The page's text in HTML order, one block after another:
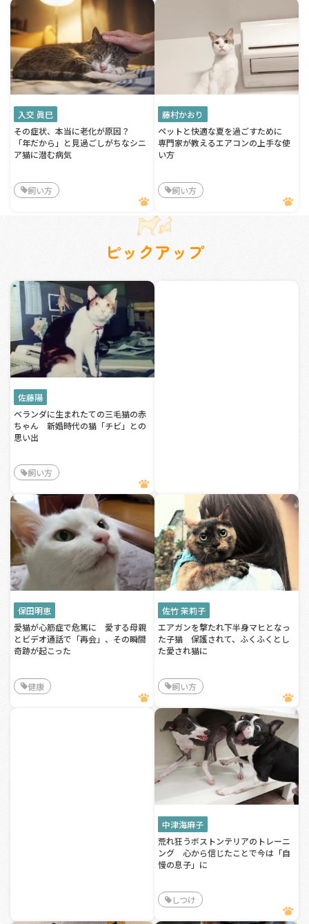
入交 眞巳
その症状、本当に老化が原因？
「年だから」と見過ごしがちなシニ
ア猫に潜む病気
飼い方
藤村かおり
ペットと快適な夏を過ごすために
専門家が教えるエアコンの上手な使
い方
飼い方
ピックアップ
佐藤陽
ベランダに生まれたての三毛猫の赤
ちゃん 新婚時代の猫「チビ」との
思い出
飼い方
保田明恵
愛猫が心筋症で危篤に 愛する母親
とビデオ通話で「再会」、その瞬間
奇跡が起こった
健康
佐竹 茉莉子
エアガンを撃たれ下半身マヒとなっ
た子猫 保護されて、ふくふくとし
た愛され猫に
飼い方
中津海麻子
荒れ狂うボストンテリアのトレーニ
ング 心から信じたことで今は「自
慢の息子」に
しつけ